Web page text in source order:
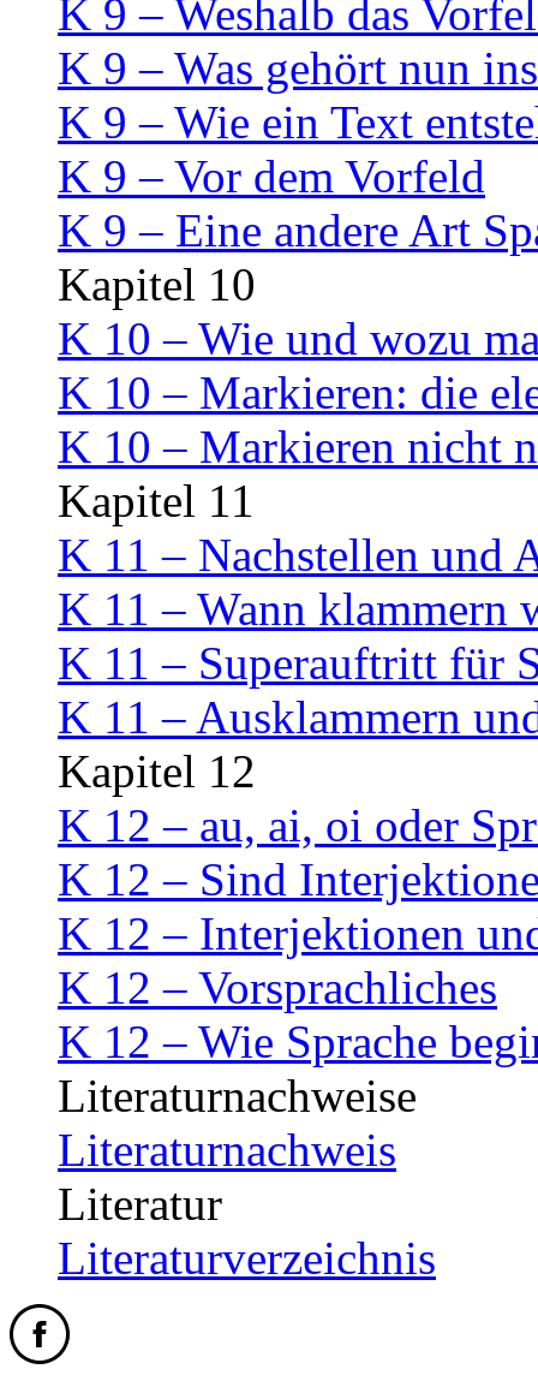
K 9 – Weshalb das
K 9 – Was gehört nun
K 9 – Wie ein Text
K 9 – Vor dem Vorfeld
K 9 – Eine andere Art
Kapitel 10
K 10 – Wie und wozu
K 10 – Markieren: die
K 10 – Markieren nicht
Kapitel 11
K 11 – Nachstellen und
K 11 – Wann klammern
K 11 – Superauftritt für
K 11 – Ausklammern
Kapitel 12
K 12 – au, ai, oi oder
K 12 – Sind
K 12 – Interjektionen
K 12 – Vorsprachliches
K 12 – Wie Sprache
Literaturnachweise
Literaturnachweis
Literatur
Literaturverzeichnis